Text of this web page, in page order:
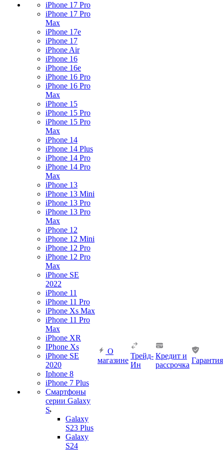
iPhone 17 Pro
iPhone 17 Pro
Max
iPhone 17e
iPhone 17
iPhone Air
iPhone 16
iPhone 16e
iPhone 16 Pro
iPhone 16 Pro
Max
iPhone 15
iPhone 15 Pro
iPhone 15 Pro
Max
iPhone 14
iPhone 14 Plus
iPhone 14 Pro
iPhone 14 Pro
Max
iPhone 13
iPhone 13 Mini
iPhone 13 Pro
iPhone 13 Pro
Max
iPhone 12
iPhone 12 Mini
iPhone 12 Pro
iPhone 12 Pro
Max
iPhone SE
2022
iPhone 11
iPhone 11 Pro
iPhone Xs Max
iPhone 11 Pro
Max
iPhone XR
IPhone Xs
iPhone SE
2020
Iphone 8
iPhone 7 Plus
Смартфоны
серии Galaxy
S
Galaxy
S23 Plus
Galaxy
S24
О
магазине
Трейд-
Ин
Кредит и
рассрочка
Гарантия